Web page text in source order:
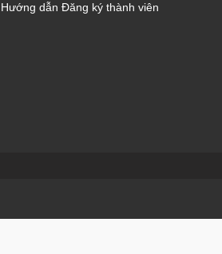
Hướng dẫn Đăng ký thành viên